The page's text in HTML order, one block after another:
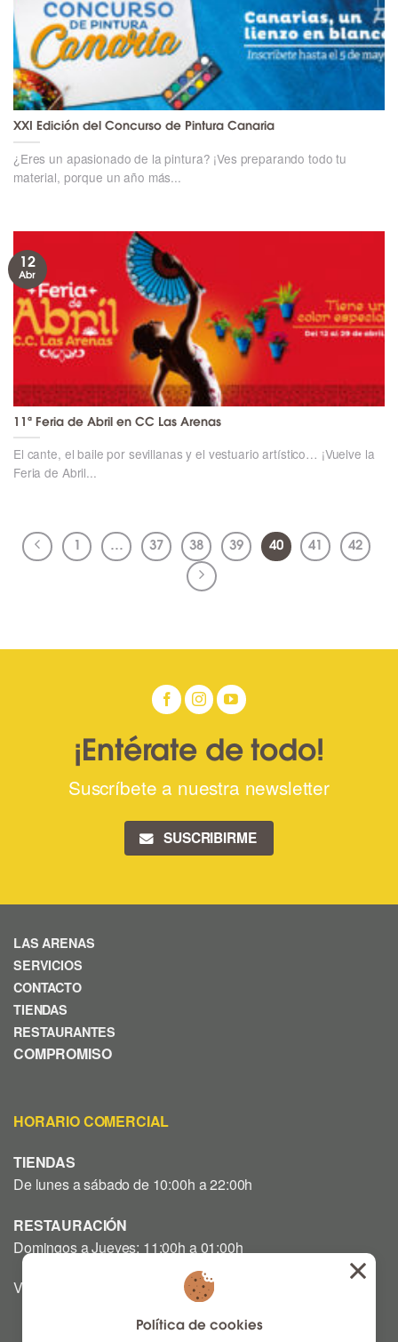
XXI Edición del Concurso de Pintura Canaria
¿Eres un apasionado de la pintura? ¡Ves preparando todo tu
material, porque un año más...
11ª Feria de Abril en CC Las Arenas
El cante, el baile por sevillanas y el vestuario artístico… ¡Vuelve la
Feria de Abril...
12
Abr
1 … 37 38 39 40 41 42
¡Entérate de todo!
Suscríbete a nuestra newsletter
SUSCRIBIRME
LAS ARENAS
SERVICIOS
CONTACTO
TIENDAS
RESTAURANTES
COMPROMISO
HORARIO COMERCIAL
TIENDAS
De lunes a sábado de 10:00h a 22:00h
RESTAURACIÓN
Domingos a Jueves: 11:00h a 01:00h
Viernes y Sábado: 12:00h a 03:00h
Política de cookies